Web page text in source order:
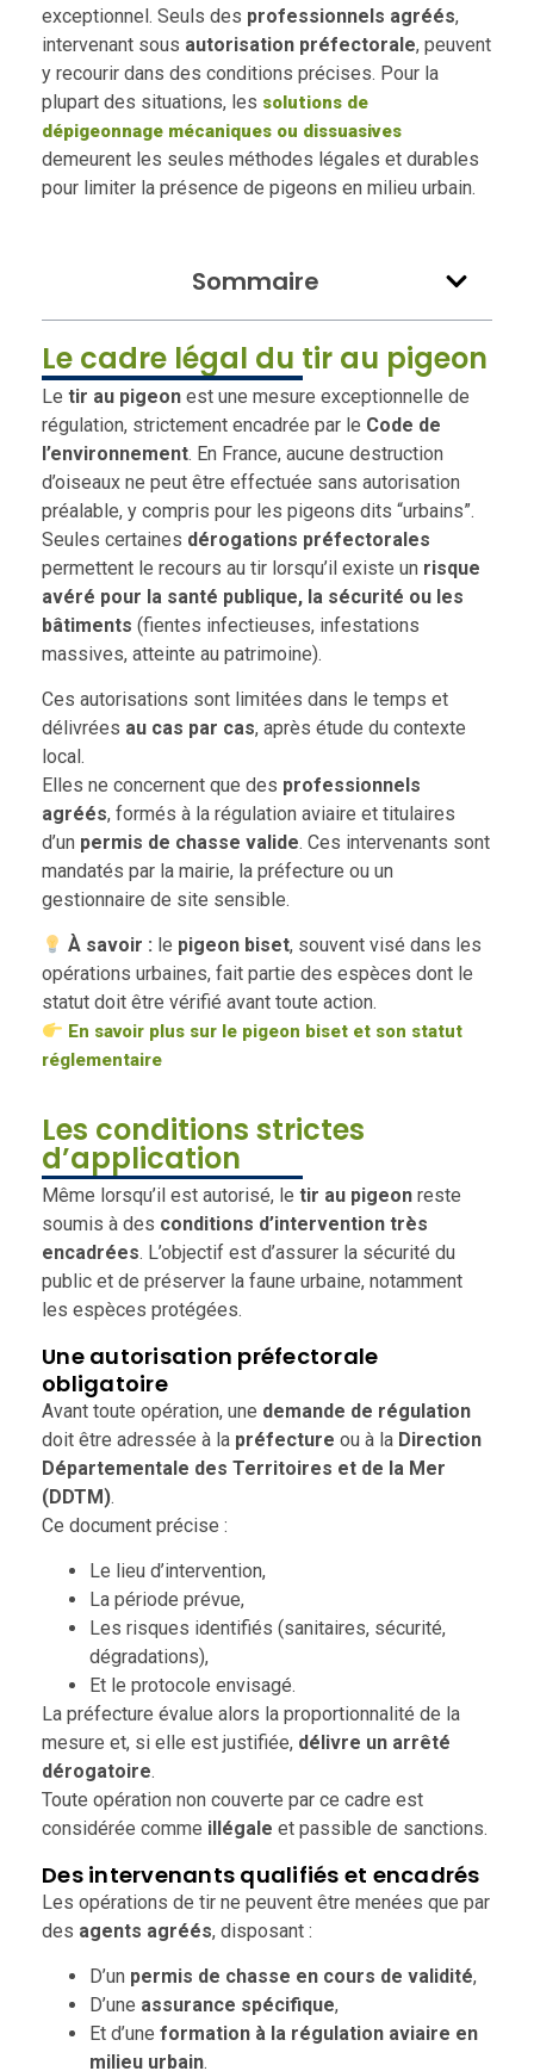
exceptionnel. Seuls des professionnels agréés,
intervenant sous autorisation préfectorale, peuvent
y recourir dans des conditions précises. Pour la
plupart des situations, les solutions de
dépigeonnage mécaniques ou dissuasives
demeurent les seules méthodes légales et durables
pour limiter la présence de pigeons en milieu urbain.
Sommaire
Le cadre légal du tir au pigeon
Le tir au pigeon est une mesure exceptionnelle de
régulation, strictement encadrée par le Code de
l’environnement. En France, aucune destruction
d’oiseaux ne peut être effectuée sans autorisation
préalable, y compris pour les pigeons dits “urbains”.
Seules certaines dérogations préfectorales
permettent le recours au tir lorsqu’il existe un risque
avéré pour la santé publique, la sécurité ou les
bâtiments (fientes infectieuses, infestations
massives, atteinte au patrimoine).
Ces autorisations sont limitées dans le temps et
délivrées au cas par cas, après étude du contexte
local.
Elles ne concernent que des professionnels
agréés, formés à la régulation aviaire et titulaires
d’un permis de chasse valide. Ces intervenants sont
mandatés par la mairie, la préfecture ou un
gestionnaire de site sensible.
À savoir : le pigeon biset, souvent visé dans les
opérations urbaines, fait partie des espèces dont le
statut doit être vérifié avant toute action.
En savoir plus sur le pigeon biset et son statut
réglementaire
Les conditions strictes
d’application
Même lorsqu’il est autorisé, le tir au pigeon reste
soumis à des conditions d’intervention très
encadrées. L’objectif est d’assurer la sécurité du
public et de préserver la faune urbaine, notamment
les espèces protégées.
Une autorisation préfectorale
obligatoire
Avant toute opération, une demande de régulation
doit être adressée à la préfecture ou à la Direction
Départementale des Territoires et de la Mer
(DDTM).
Ce document précise :
Le lieu d’intervention,
La période prévue,
Les risques identifiés (sanitaires, sécurité,
dégradations),
Et le protocole envisagé.
La préfecture évalue alors la proportionnalité de la
mesure et, si elle est justifiée, délivre un arrêté
dérogatoire.
Toute opération non couverte par ce cadre est
considérée comme illégale et passible de sanctions.
Des intervenants qualifiés et encadrés
Les opérations de tir ne peuvent être menées que par
des agents agréés, disposant :
D’un permis de chasse en cours de validité,
D’une assurance spécifique,
Et d’une formation à la régulation aviaire en
milieu urbain.